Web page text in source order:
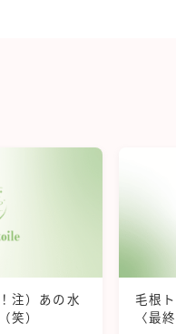
注）あの水
笑）
毛根
〈最